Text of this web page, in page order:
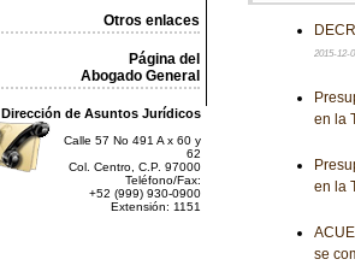
Otros enlaces
Página del
Abogado General
Dirección de Asuntos Jurídicos
Calle 57 No 491 A x 60 y
62
Col. Centro, C.P. 97000
Teléfono/Fax:
+52 (999) 930-0900
Extensión: 1151
2015-12-
en la
en la
se